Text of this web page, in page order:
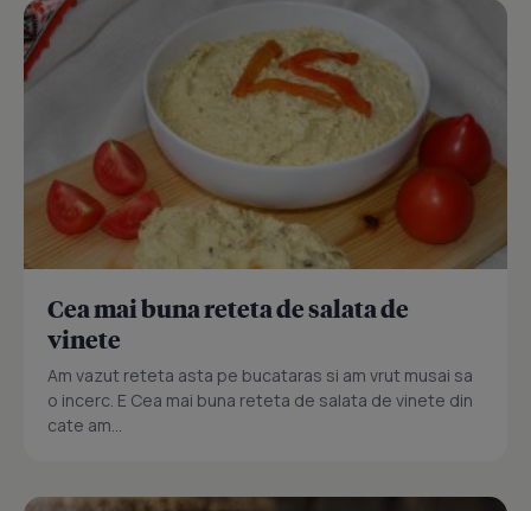
Cea mai buna reteta de salata de
vinete
Am vazut reteta asta pe bucataras si am vrut musai sa
o incerc. E Cea mai buna reteta de salata de vinete din
cate am...